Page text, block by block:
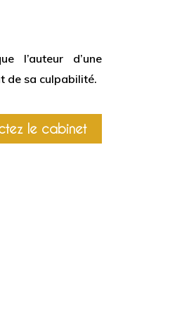
l’auteur d’une
de sa culpabilité.
le cabinet